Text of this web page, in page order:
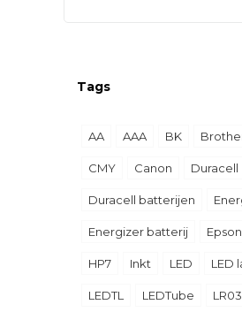
Tags
AA AAA BK
CMY Canon Duracell
Duracell batterijen
Energizer batterij Epson
HP7 Inkt LED LED
LEDTL LEDTube LR03